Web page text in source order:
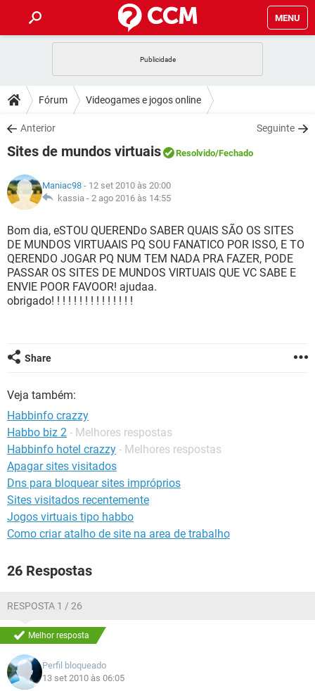
MENU
CELULAR FACEBOOK
OUTLOOK
INSTAGRAM GMAIL
GUIA DE COMPRAS
DICAS
JOGOS WHATSAPP
INSTAGRAM GMAIL
GUIA DE COMPRAS
DOWNLOADS
JOGOS WHATSAPP
CELULAR
OUTLOOK EXCEL
INSTAGRAM GMAIL
GUIA DE COMPRAS
JOGOS WHATSAPP
CELULAR
OUTLOOK EXCEL
INSTAGRAM GMAIL
GUIA DE COMPRAS
GLOSSÁRIO
JOGOS WHATSAPP
CELULAR FACEBOOK
OUTLOOK EXCEL
INSTAGRAM
Fórum Videogames e jogos online
Anterior Seguinte
Sites de mundos virtuais Resolvido/Fechado
Maniac98 - 12 set 2010 às 20:00
kassia - 2 ago 2016 às 14:55
Bom dia, eSTOU QUERENDo SABER QUAIS SÃO OS SITES
DE MUNDOS VIRTUAAIS PQ SOU FANATICO POR ISSO, E TO
QERENDO JOGAR PQ NUM TEM NADA PRA FAZER, PODE
PASSAR OS SITES DE MUNDOS VIRTUAIS QUE VC SABE E
ENVIE POOR FAVOOR! ajudaa.
obrigado! ! ! ! ! ! ! ! ! ! ! ! ! ! !
Share
Veja também:
Habbinfo crazzy
Habbo biz 2 - Melhores respostas
Habbinfo hotel crazzy - Melhores respostas
Apagar sites visitados
Dns para bloquear sites impróprios
Sites visitados recentemente
Jogos virtuais tipo habbo
Como criar atalho de site na area de trabalho
26 Respostas
RESPOSTA 1 / 26
Melhor resposta
Perfil bloqueado
13 set 2010 às 06:05